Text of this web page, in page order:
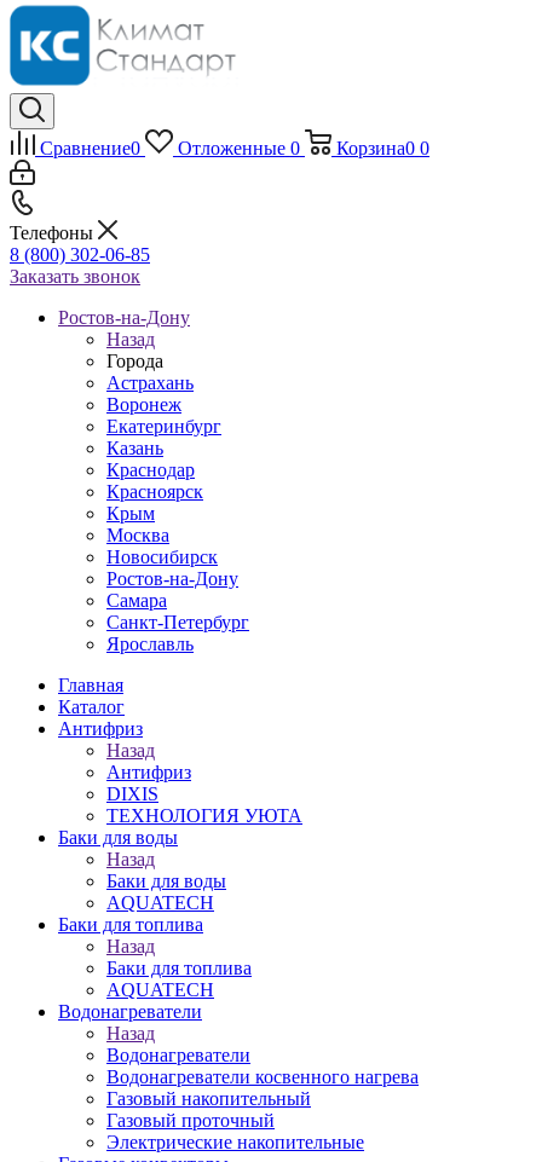
Сравнение0 Отложенные 0 Корзина0 0
Телефоны
8 (800) 302-06-85
Заказать звонок
Ростов-на-Дону
Назад
Города
Астрахань
Воронеж
Екатеринбург
Казань
Краснодар
Красноярск
Крым
Москва
Новосибирск
Ростов-на-Дону
Самара
Санкт-Петербург
Ярославль
Главная
Каталог
Антифриз
Назад
Антифриз
DIXIS
ТЕХНОЛОГИЯ УЮТА
Баки для воды
Назад
Баки для воды
AQUATECH
Баки для топлива
Назад
Баки для топлива
AQUATECH
Водонагреватели
Назад
Водонагреватели
Водонагреватели косвенного нагрева
Газовый накопительный
Газовый проточный
Электрические накопительные